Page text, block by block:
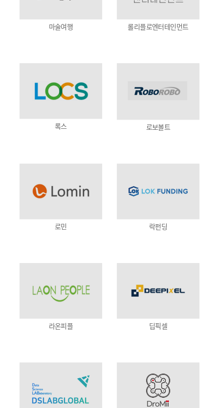
마술여행 롤리플로엔터테인먼트
록스 로보볼트
로민 락펀딩
라온피플 딥픽셀